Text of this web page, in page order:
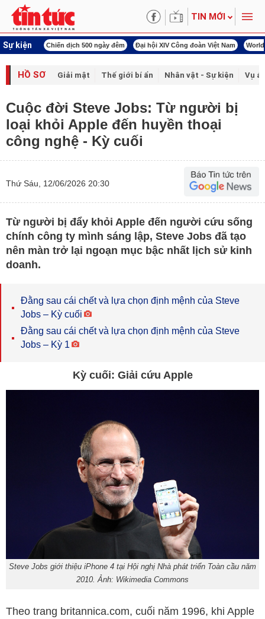
TIN MỚI
Sự kiện
dịch 500 ngày đêm Đại hội XIV Công đoàn Việt Nam World Cup 2026 Kỳ
HỒ SƠ Giải mật Thế giới bí ẩn Nhân vật - Sự kiện Vụ
Cuộc đời Steve Jobs: Từ người bị
loại khỏi Apple đến huyền thoại
công nghệ - Kỳ cuối
Thứ Sáu, 12/06/2026 20:30
Từ người bị đẩy khỏi Apple đến người cứu sống
chính công ty mình sáng lập, Steve Jobs đã tạo
nên màn trở lại ngoạn mục bậc nhất lịch sử kinh
doanh.
Đằng sau cái chết và lựa chọn định mệnh của Steve
Jobs – Kỳ cuối
Đằng sau cái chết và lựa chọn định mệnh của Steve
Jobs – Kỳ 1
Kỳ cuối: Giải cứu Apple
Steve Jobs giới thiệu iPhone 4 tại Hội nghị Nhà phát triển Toàn cầu năm
2010. Ảnh: Wikimedia Commons
Theo trang britannica.com, cuối năm 1996, khi Apple